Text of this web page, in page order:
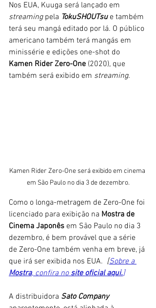
Nos EUA, Kuuga será lançado em
streaming pela TokuSHOUTsu e também
terá seu mangá editado por lá. O público
americano também terá mangás em
minissérie e edições one-shot do
Kamen Rider Zero-One (2020), que
também será exibido em streaming.
Kamen Rider Zero-One será exibido em cinema
em São Paulo no dia 3 de dezembro.
Como o longa-metragem de Zero-One foi
licenciado para exibição na Mostra de
Cinema Japonês em São Paulo no dia 3
dezembro, é bem provável que a série
de Zero-One também venha em breve, já
que irá ser exibida nos EUA. [Sobre a
Mostra, confira no site oficial aqui.]
A distribuidora Sato Company